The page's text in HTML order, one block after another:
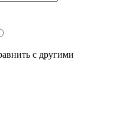
с другими